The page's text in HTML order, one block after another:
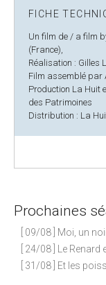
FICHE
Un film de / a film
(France),
Réalisation : Gilles
Film assemblé par
Production La Huit
des Patrimoines
Distribution : La
Prochaines
[ 09/08 ] Moi, un
[ 24/08 ] Le Renard
[ 31/08 ] Et les